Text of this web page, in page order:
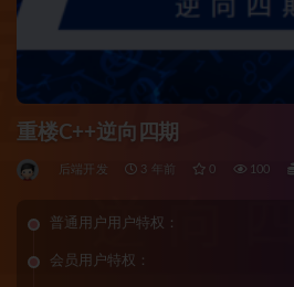
重楼C++逆向四期
后端开发 3 年前 0 100
普通用户用户特权：
会员用户特权：